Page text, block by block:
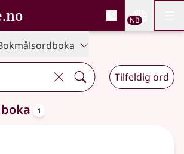
, Bokmålsordboka og
NB
Tilfeldig ord
søkeforslag tilgjengelige
1